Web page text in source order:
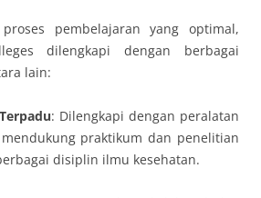
pembelajaran yang optimal,
dilengkapi dengan berbagai
lain:
: Dilengkapi dengan peralatan
praktikum dan penelitian
disiplin ilmu kesehatan.